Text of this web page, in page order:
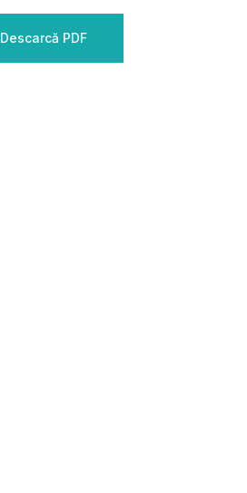
Descarcă PDF